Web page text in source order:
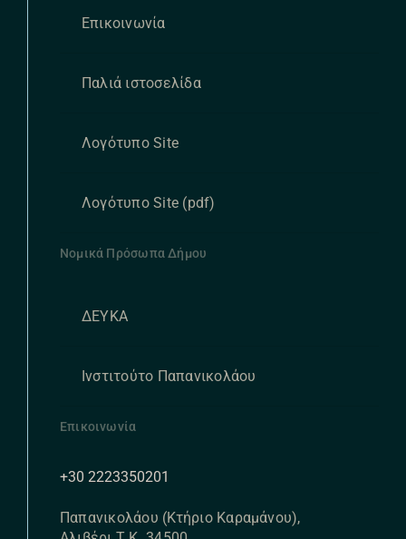
Επικοινωνία
Παλιά ιστοσελίδα
Λογότυπο Site
Λογότυπο Site (pdf)
Νομικά Πρόσωπα Δήμου
ΔΕΥΚΑ
Ινστιτούτο Παπανικολάου
Επικοινωνία
+30 2223350201
Παπανικολάου (Κτήριο Καραμάνου),